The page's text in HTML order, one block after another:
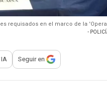
requisados en el marco de la
-
para compartir
IA Seguir en